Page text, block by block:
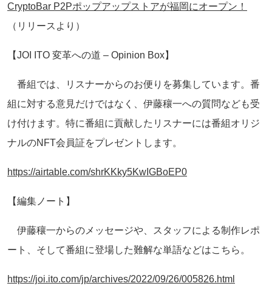
CryptoBar P2Pポップアップストアが福岡にオープン！
（リリースより）
【JOI ITO 変革への道 – Opinion Box】
番組では、リスナーからのお便りを募集しています。番
組に対する意見だけではなく、伊藤穰一への質問なども受
け付けます。特に番組に貢献したリスナーには番組オリジ
ナルのNFT会員証をプレゼントします。
https://airtable.com/shrKKky5KwIGBoEP0
【編集ノート】
伊藤穰一からのメッセージや、スタッフによる制作レポ
ート、そして番組に登場した難解な単語などはこちら。
https://joi.ito.com/jp/archives/2022/09/26/005826.html